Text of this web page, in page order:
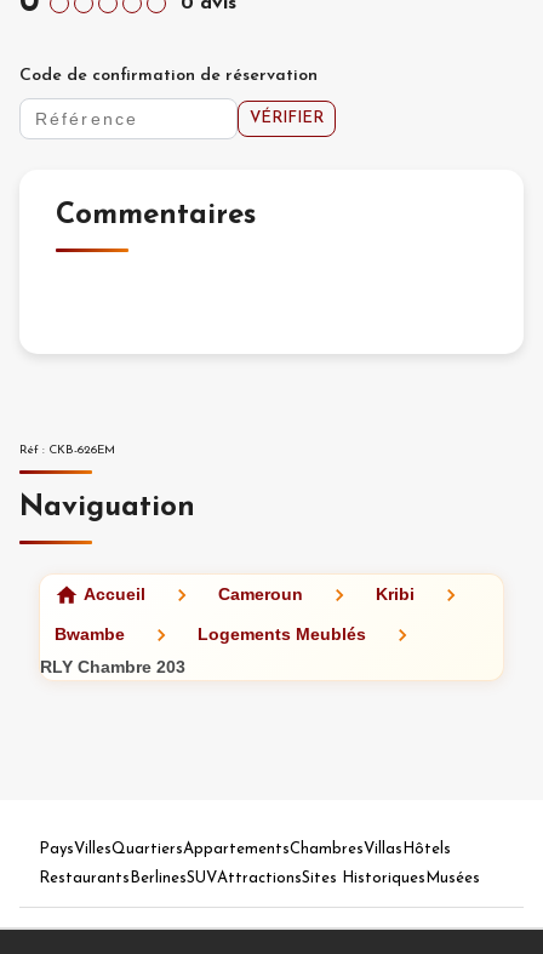
Code de confirmation de réservation
VÉRIFIER
Commentaires
Réf : CKB-626EM
Naviguation
Accueil Cameroun Kribi
Bwambe
Logements Meublés
RLY Chambre 203
PaysVillesQuartiersAppartementsChambresVillas Hôtels
Restaurants BerlinesSUVAttractionsSites Historiques Musées